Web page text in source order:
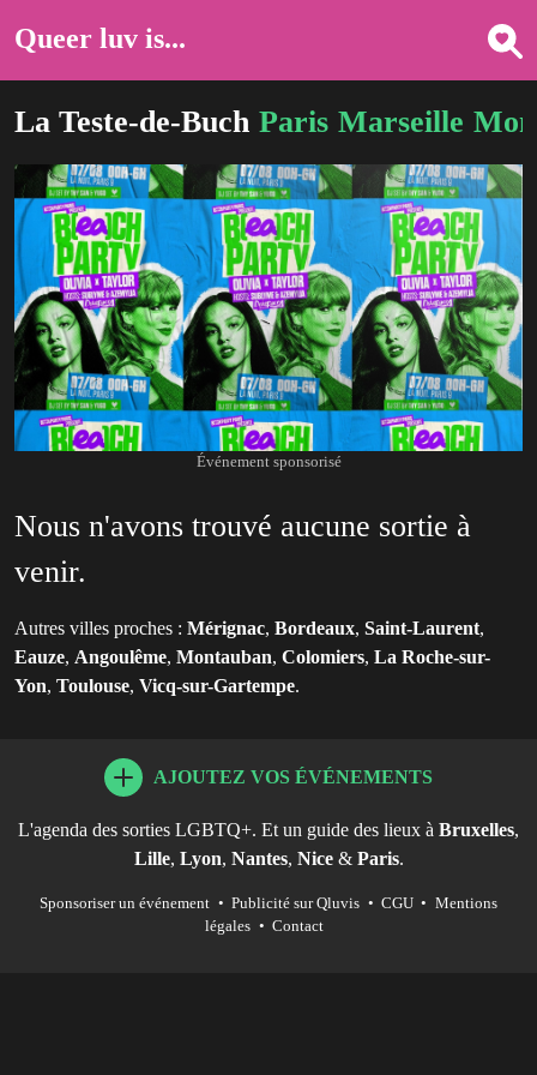
Queer luv is...
La Teste-de-Buch Paris Marseille
Événement sponsorisé
Nous n'avons trouvé aucune sortie à
venir.
Autres villes proches : Mérignac, Bordeaux, Saint-Laurent,
Eauze, Angoulême, Montauban, Colomiers, La Roche-sur-
Yon, Toulouse, Vicq-sur-Gartempe.
AJOUTEZ VOS ÉVÉNEMENTS
L'agenda des sorties LGBTQ+. Et un guide des lieux à Bruxelles,
Lille, Lyon, Nantes, Nice& Paris.
Sponsoriser un événement • Publicité sur Qluvis • CGU • Mentions
légales • Contact